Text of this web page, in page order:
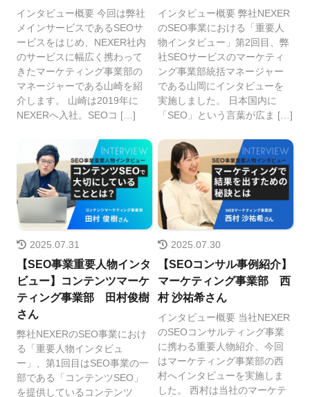
インタビュー概要 今回は弊社
メインサービスであるSEOサ
ービスをはじめ、NEXER社内
のサービスに幅広く携わって
きたマーケティング事業部の
マネージャーである山崎を紹
介します。 山崎は2019年に
NEXERへ入社。SEOコ […]
インタビュー概要 弊社NEXER
のSEO事業における「重要人
物インタビュー」第2回目、弊
社SEOサービスのマーケティ
ング事業部統括マネージャー
である山岡にインタビューを
実施しました。 日本国内に
「SEO」という言葉が広ま […]
2025.07.31
【SEO事業重要人物インタ
ビュー】コンテンツマーケ
ティング事業部 田村俊樹
さん
弊社NEXERのSEO事業におけ
る「重要人物インタビュ
ー」、第1回目はSEO事業の一
部である「コンテンツSEO」
を提供しているコンテンツ
2025.07.30
【SEOコンサル事例紹介】
マーケティング事業部 西
村 沙祐希さん
インタビュー概要 当社NEXER
のSEOコンサルティング事業
に携わる重要人物紹介、今回
はマーケティング事業部の西
村へインタビューを実施しま
した。 西村は当社のマーケテ